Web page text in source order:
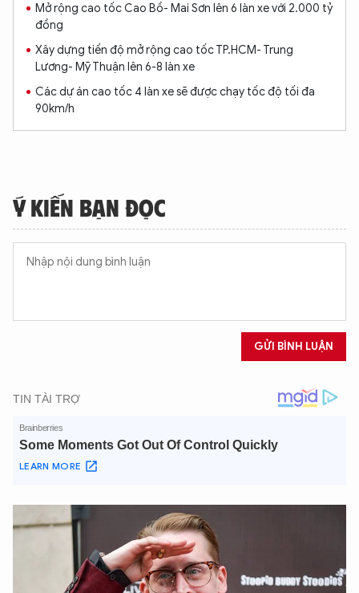
Mở rộng cao tốc Cao Bồ- Mai Sơn lên 6 làn xe với 2.000 tỷ
đồng
Xây dựng tiến độ mở rộng cao tốc TP.HCM- Trung
Lương- Mỹ Thuận lên 6-8 làn xe
Các dự án cao tốc 4 làn xe sẽ được chạy tốc độ tối đa
90km/h
Ý KIẾN BẠN ĐỌC
GỬI BÌNH LUẬN